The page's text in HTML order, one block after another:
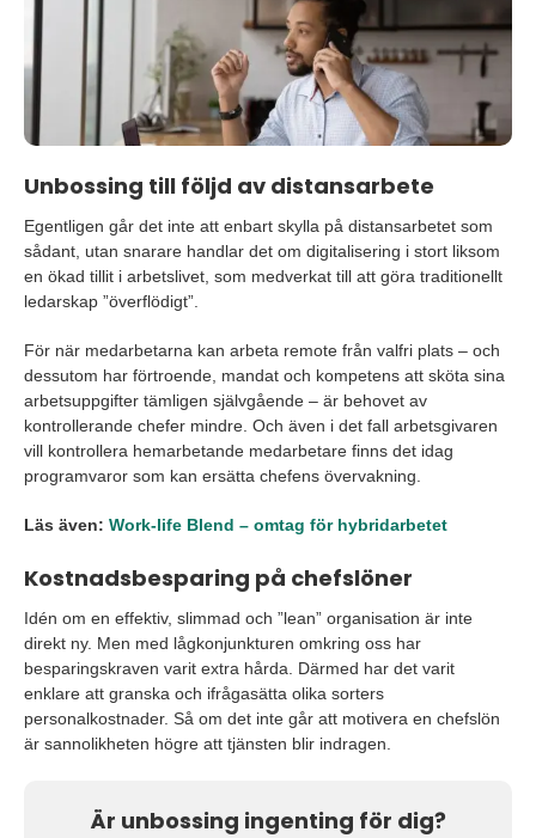
Unbossing till följd av distansarbete
Egentligen går det inte att enbart skylla på distansarbetet som
sådant, utan snarare handlar det om digitalisering i stort liksom
en ökad tillit i arbetslivet, som medverkat till att göra traditionellt
ledarskap ”överflödigt”.
För när medarbetarna kan arbeta remote från valfri plats – och
dessutom har förtroende, mandat och kompetens att sköta sina
arbetsuppgifter tämligen självgående – är behovet av
kontrollerande chefer mindre. Och även i det fall arbetsgivaren
vill kontrollera hemarbetande medarbetare finns det idag
programvaror som kan ersätta chefens övervakning.
Läs även: Work-life Blend – omtag för hybridarbetet
Kostnadsbesparing på chefslöner
Idén om en effektiv, slimmad och ”lean” organisation är inte
direkt ny. Men med lågkonjunkturen omkring oss har
besparingskraven varit extra hårda. Därmed har det varit
enklare att granska och ifrågasätta olika sorters
personalkostnader. Så om det inte går att motivera en chefslön
är sannolikheten högre att tjänsten blir indragen.
Är unbossing ingenting för dig?